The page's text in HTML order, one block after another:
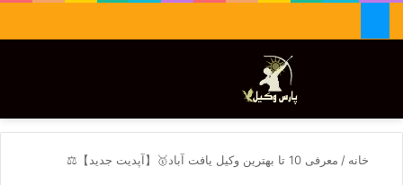
تغییر پوسته
خانه / معرفی 10 تا بهترین وکیل یافت آباد🥇【آپدیت جدید】⚖️